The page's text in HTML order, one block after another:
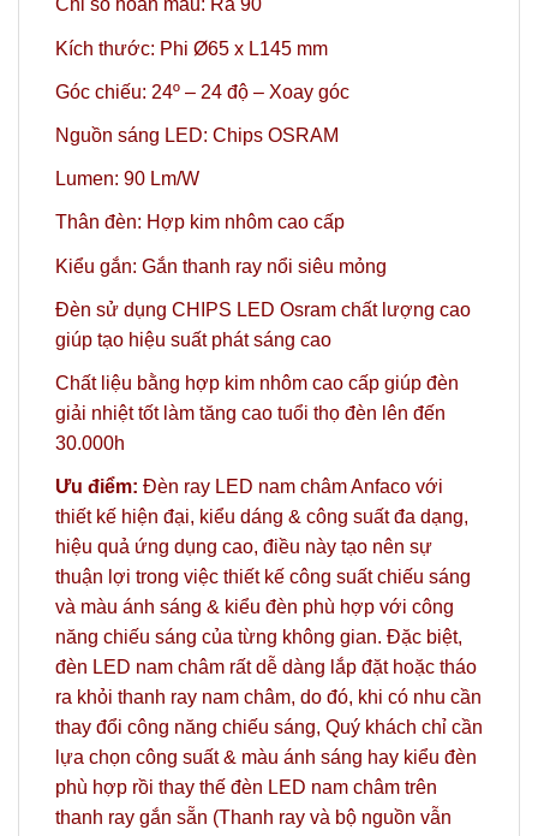
Chỉ số hoàn màu: Ra 90
Kích thước: Phi Ø65 x L145 mm
Góc chiếu: 24º – 24 độ – Xoay góc
Nguồn sáng LED: Chips OSRAM
Lumen: 90 Lm/W
Thân đèn: Hợp kim nhôm cao cấp
Kiểu gắn: Gắn thanh ray nổi siêu mỏng
Đèn sử dụng CHIPS LED Osram chất lượng cao
giúp tạo hiệu suất phát sáng cao
Chất liệu bằng hợp kim nhôm cao cấp giúp đèn
giải nhiệt tốt làm tăng cao tuổi thọ đèn lên đến
30.000h
Ưu điểm: Đèn ray LED nam châm Anfaco với
thiết kế hiện đại, kiểu dáng & công suất đa dạng,
hiệu quả ứng dụng cao, điều này tạo nên sự
thuận lợi trong việc thiết kế công suất chiếu sáng
và màu ánh sáng & kiểu đèn phù hợp với công
năng chiếu sáng của từng không gian. Đặc biệt,
đèn LED nam châm rất dễ dàng lắp đặt hoặc tháo
ra khỏi thanh ray nam châm, do đó, khi có nhu cần
thay đổi công năng chiếu sáng, Quý khách chỉ cần
lựa chọn công suất & màu ánh sáng hay kiểu đèn
phù hợp rồi thay thế đèn LED nam châm trên
thanh ray gắn sẵn (Thanh ray và bộ nguồn vẫn